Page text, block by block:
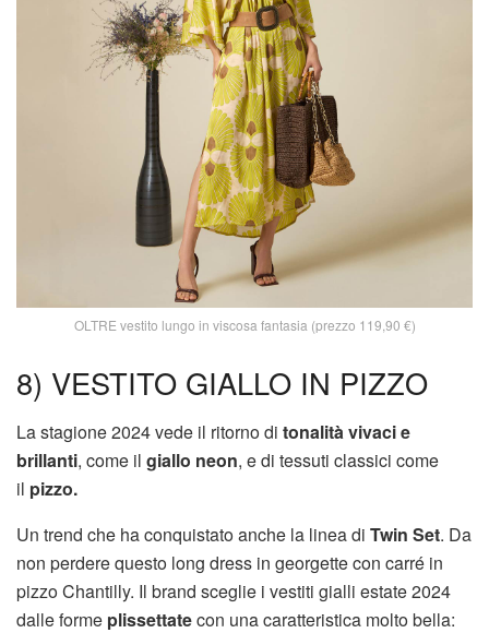
OLTRE vestito lungo in viscosa fantasia (prezzo 119,90 €)
8) VESTITO GIALLO IN PIZZO
La stagione 2024 vede il ritorno di tonalità vivaci e
brillanti, come il giallo neon, e di tessuti classici come
il pizzo.
Un trend che ha conquistato anche la linea di Twin Set. Da
non perdere questo long dress in georgette con carré in
pizzo Chantilly. Il brand sceglie i vestiti gialli estate 2024
dalle forme plissettatecon una caratteristica molto bella: